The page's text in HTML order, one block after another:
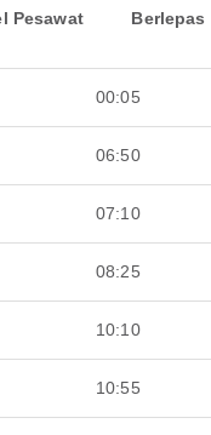
Pesawat Berlepas
00:05
06:50
07:10
08:25
10:10
10:55